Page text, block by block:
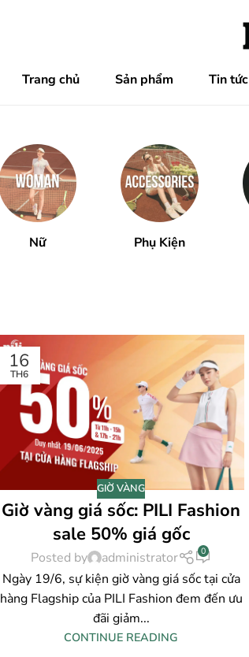
Trang chủ Sản phẩm Tin tức
Nữ Phụ Kiện
16
TH6
GIỜ VÀNG
Giờ vàng giá sốc: PILI Fashion
sale 50% giá gốc
Posted by administrator 0
Ngày 19/6, sự kiện giờ vàng giá sốc tại cửa
hàng Flagship của PILI Fashion đem đến ưu
đãi giảm...
CONTINUE READING